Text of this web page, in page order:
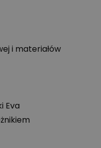
i materiałów
Eva